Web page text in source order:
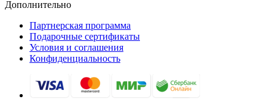
Дополнительно
Партнерская программа
Подарочные сертификаты
Условия и соглашения
Конфиденциальность